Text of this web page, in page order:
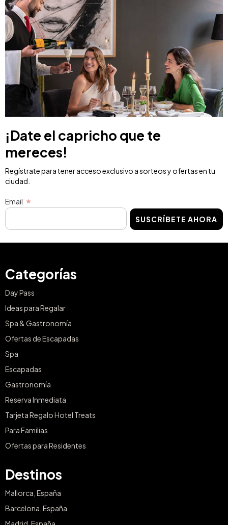
¡Date el capricho que te
mereces!
Regístrate para tener acceso exclusivo a sorteos y ofertas en tu
ciudad.
Email
SUSCRÍBETE AHORA
Categorías
Day Pass
Ideas para Regalar
Spa & Gastronomía
Ofertas de Escapadas
Spa
Escapadas
Gastronomía
Reserva Inmediata
Tarjeta Regalo Hotel Treats
Para Familias
Ofertas para Residentes
Destinos
Mallorca, España
Barcelona, España